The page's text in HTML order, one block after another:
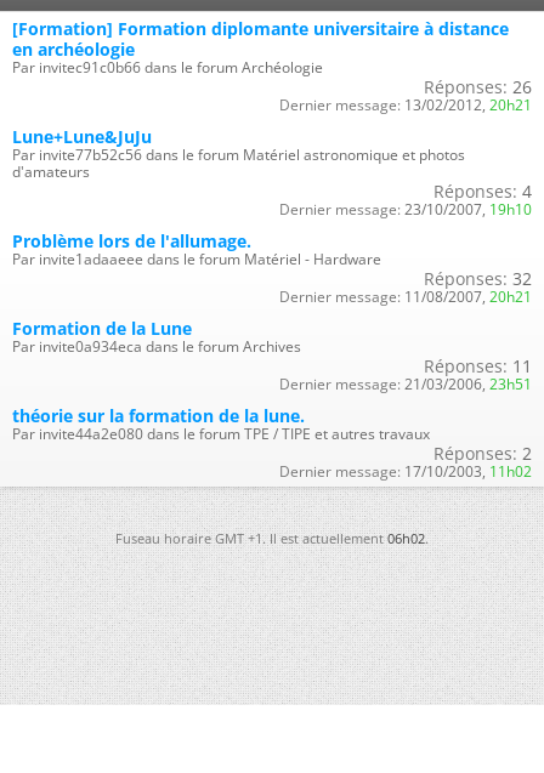
[Formation] Formation diplomante universitaire à distance
en archéologie
Par invitec91c0b66 dans le forum Archéologie
Réponses: 26
Dernier message: 13/02/2012, 20h21
Lune+Lune&JuJu
Par invite77b52c56 dans le forum Matériel astronomique et photos
d'amateurs
Réponses: 4
Dernier message: 23/10/2007, 19h10
Problème lors de l'allumage.
Par invite1adaaeee dans le forum Matériel - Hardware
Réponses: 32
Dernier message: 11/08/2007, 20h21
Formation de la Lune
Par invite0a934eca dans le forum Archives
Réponses: 11
Dernier message: 21/03/2006, 23h51
théorie sur la formation de la lune.
Par invite44a2e080 dans le forum TPE / TIPE et autres travaux
Réponses: 2
Dernier message: 17/10/2003, 11h02
Fuseau horaire GMT +1. Il est actuellement06h02.